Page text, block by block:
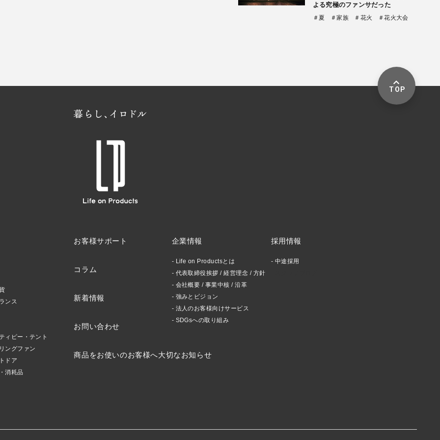
よる究極のファンサだった
＃夏 ＃家族 ＃花火 ＃花火大会
TOP
ンス
ィピー・テント
ングファン
ドア
消耗品
お客様サポート
コラム
新着情報
お問い合わせ
商品をお使いのお客様へ大切なお知らせ
企業情報
Life on Productsとは
代表取締役挨拶 / 経営理念 / 方針
会社概要 / 事業中核 / 沿革
強みとビジョン
法人のお客様向けサービス
SDGsへの取り組み
採用情報
中途採用